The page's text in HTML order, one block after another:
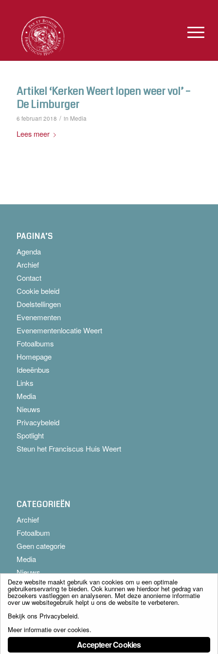
Artikel ‘Kerken Weert lopen weer vol’ –
De Limburger
6 februari 2018 / in Media
Lees meer
PAGINA’S
Agenda
Archief
Contact
Cookie beleid
Doelstellingen
Evenementen
Evenementenlocatie Weert
Fotoalbums
Homepage
Ideeënbus
Links
Media
Nieuws
Privacybeleid
Spotlight
Steun het Franciscus Huis Weert
CATEGORIEËN
Archief
Fotoalbum
Geen categorie
Media
Nieuws
© Copyright - Franciscus Huis Weert B.V. - webdesign:
Deze website maakt gebruik van cookies om u een optimale
gebruikerservaring te bieden. Ook kunnen we hierdoor het gedrag van
bezoekers vastleggen en analyseren. Met deze anonieme informatie
over uw websitegebruik helpt u ons de website te verbeteren.
Bekijk ons Privacybeleid.
Meer informatie over cookies.
Accepteer Cookies